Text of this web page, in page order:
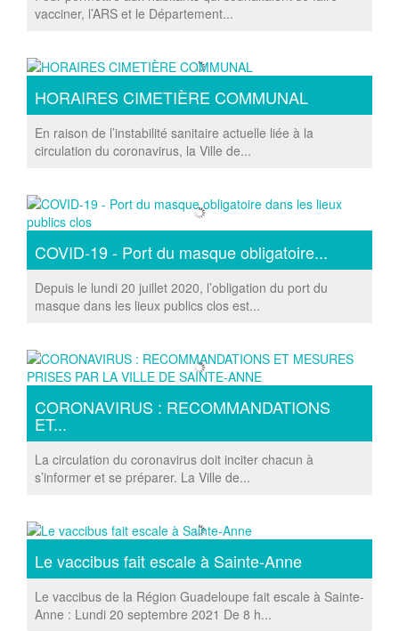
vacciner, l’ARS et le Département...
HORAIRES CIMETIÈRE COMMUNAL
En raison de l’instabilité sanitaire actuelle liée à la
circulation du coronavirus, la Ville de...
COVID-19 - Port du masque obligatoire...
Depuis le lundi 20 juillet 2020, l’obligation du port du
masque dans les lieux publics clos est...
CORONAVIRUS : RECOMMANDATIONS
ET...
La circulation du coronavirus doit inciter chacun à
s’informer et se préparer. La Ville de...
Le vaccibus fait escale à Sainte-Anne
Le vaccibus de la Région Guadeloupe fait escale à Sainte-
Anne : Lundi 20 septembre 2021 De 8 h...